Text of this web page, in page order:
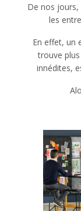
De nos
les
En effet, un
trouve
innédites,